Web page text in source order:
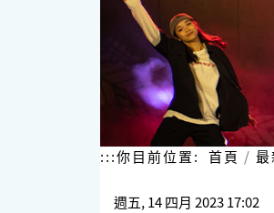
:::你目前位置: 首頁 最
週五, 14 四月 2023 17:02